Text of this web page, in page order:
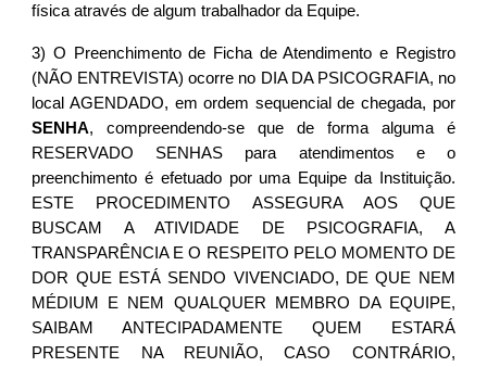
física através de algum trabalhador da Equipe.
3) O Preenchimento de Ficha de Atendimento e Registro
(NÃO ENTREVISTA) ocorre no DIA DA PSICOGRAFIA, no
local AGENDADO, em ordem sequencial de chegada, por
SENHA, compreendendo-se que de forma alguma é
RESERVADO SENHAS para atendimentos e o
preenchimento é efetuado por uma Equipe da Instituição.
ESTE PROCEDIMENTO ASSEGURA AOS QUE
BUSCAM A ATIVIDADE DE PSICOGRAFIA, A
TRANSPARÊNCIA E O RESPEITO PELO MOMENTO DE
DOR QUE ESTÁ SENDO VIVENCIADO, DE QUE NEM
MÉDIUM E NEM QUALQUER MEMBRO DA EQUIPE,
SAIBAM ANTECIPADAMENTE QUEM ESTARÁ
PRESENTE NA REUNIÃO, CASO CONTRÁRIO,